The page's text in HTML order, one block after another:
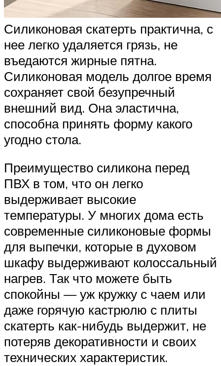
Силиконовая скатерть практична, с
нее легко удаляется грязь, не
въедаются жирные пятна.
Силиконовая модель долгое время
сохраняет свой безупречный
внешний вид. Она эластична,
способна принять форму какого
угодно стола.
Преимущество силикона перед
ПВХ в том, что он легко
выдерживает высокие
температуры. У многих дома есть
современные силиконовые формы
для выпечки, которые в духовом
шкафу выдерживают колоссальный
нагрев. Так что можете быть
спокойны — уж кружку с чаем или
даже горячую кастрюлю с плиты
скатерть как-нибудь выдержит, не
потеряв декоративности и своих
технических характеристик.